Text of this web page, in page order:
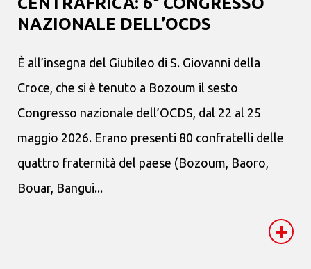
NAZIONALE DELL’OCDS
È all’insegna del Giubileo di S. Giovanni della
Croce, che si è tenuto a Bozoum il sesto
Congresso nazionale dell’OCDS, dal 22 al 25
maggio 2026. Erano presenti 80 confratelli delle
quattro fraternità del paese (Bozoum, Baoro,
Bouar, Bangui...
+